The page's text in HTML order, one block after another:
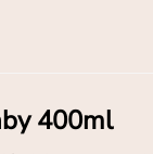
400ml